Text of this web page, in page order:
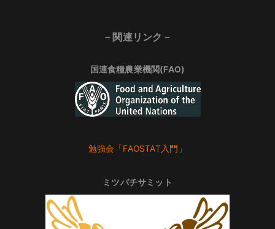
－関連リンク－
国連食糧農業機関(FAO)
勉強会「FAOSTAT入門」
ミツバチサミット